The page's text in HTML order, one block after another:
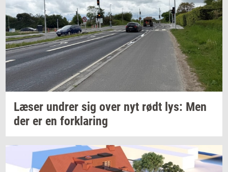
Læser un­drer sig over nyt rødt lys: Men
der er en for­kla­ring